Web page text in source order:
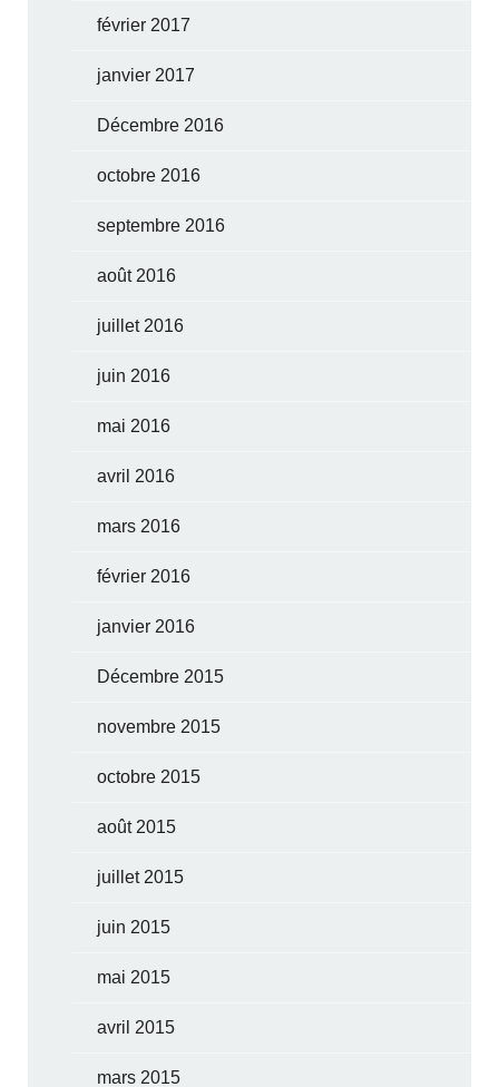
février 2017
janvier 2017
Décembre 2016
octobre 2016
septembre 2016
août 2016
juillet 2016
juin 2016
mai 2016
avril 2016
mars 2016
février 2016
janvier 2016
Décembre 2015
novembre 2015
octobre 2015
août 2015
juillet 2015
juin 2015
mai 2015
avril 2015
mars 2015